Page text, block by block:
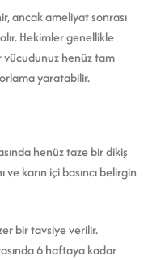
ancak ameliyat sonrası
Hekimler genellikle
vücudunuz henüz tam
yaratabilir.
henüz taze bir dikiş
ve karın içi basıncı belirgin
bir tavsiye verilir.
6 haftaya kadar